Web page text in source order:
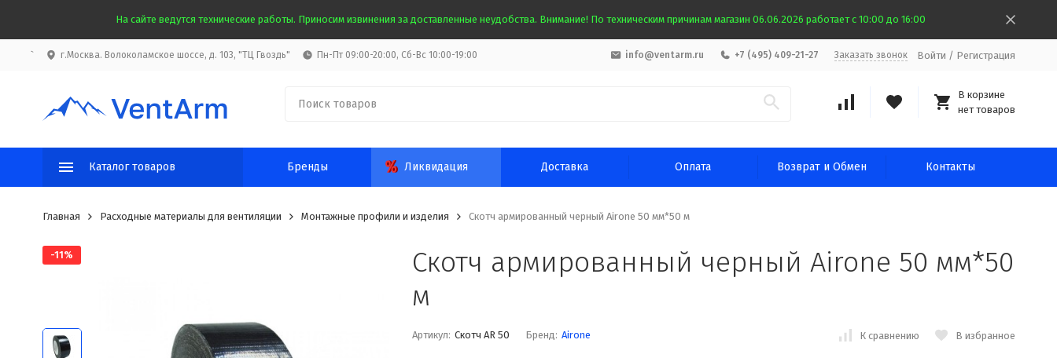
На сайте ведутся технические работы. Приносим извинения за доставленные неудобства. Внимание! По техническим причинам магазин 06.06.2026 работает с 10:00 до 16:00
` г.Москва. Волоколамское шоссе, д. 103, "ТЦ Гвоздь" Пн-Пт 09:00-20:00, Сб-Вс 10:00-19:00 info@ventarm.ru +7 (495) 409-21-27 Заказать звонок Войти / Регистрация
В корзине
нет товаров
Каталог товаров Бренды Ликвидация Доставка Оплата Возврат и Обмен Контакты
Главная Расходные материалы для вентиляции Монтажные профили и изделия Скотч армированный черный Airone 50 мм*50 м
-11%
Скотч армированный черный Airone 50 мм*50
м
Артикул: Скотч AR 50 Бренд: Airone К сравнению В избранное